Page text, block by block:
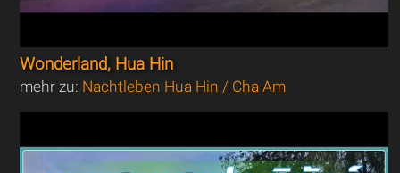
Wonderland, Hua Hin
mehr zu: Nachtleben Hua Hin / Cha Am